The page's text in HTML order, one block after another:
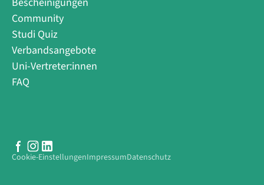
Community
Studi Quiz
Verbandsangebote
Uni-Vertreter:innen
FAQ
Cookie-EinstellungenImpressumDatenschutz